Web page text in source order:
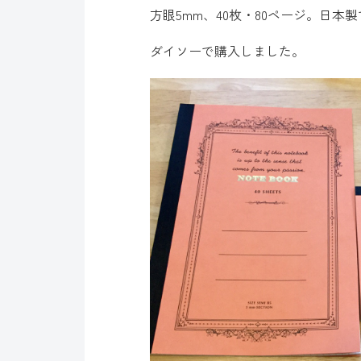
方眼5mm、40枚・80ページ。日本
ダイソーで購入しました。